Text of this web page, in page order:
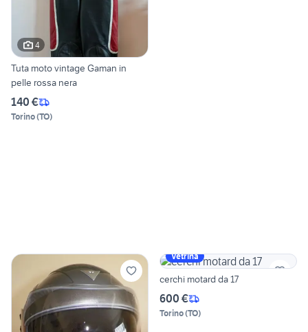
4
Tuta moto vintage Gaman in
pelle rossa nera
140 €
Torino(TO)
Vetrina
cerchi motard da 17
600 €
Torino(TO)